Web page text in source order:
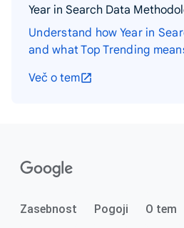
Year in Search Data
Understand how Year in
and what Top Trending
Več o tem
Zasebnost Pogoji O tem